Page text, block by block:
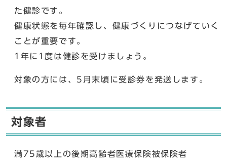
た健診です。
健康状態を毎年確認し、健康づくりにつなげていく
ことが重要です。
1年に1度は健診を受けましょう。
対象の方には、5月末頃に受診券を発送します。
対象者
満75歳以上の後期高齢者医療保険被保険者